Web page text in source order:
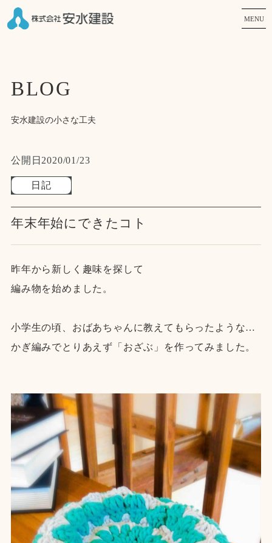
MENU
BLOG
安水建設の小さな工夫
公開日 2020/01/23
日記
年末年始にできたコト
昨年から新しく趣味を探して
編み物を始めました。
小学生の頃、おばあちゃんに教えてもらったような…
かぎ編みでとりあえず「おざぶ」を作ってみました。